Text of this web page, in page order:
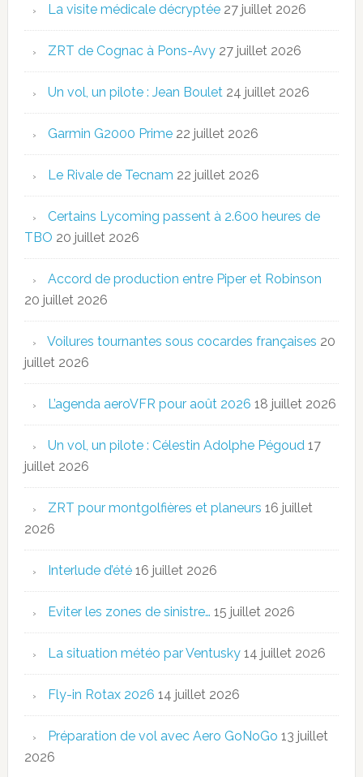
La visite médicale décryptée 27 juillet 2026
ZRT de Cognac à Pons-Avy 27 juillet 2026
Un vol, un pilote : Jean Boulet 24 juillet 2026
Garmin G2000 Prime 22 juillet 2026
Le Rivale de Tecnam 22 juillet 2026
Certains Lycoming passent à 2.600 heures de
TBO 20 juillet 2026
Accord de production entre Piper et Robinson
20 juillet 2026
Voilures tournantes sous cocardes françaises 20
juillet 2026
L’agenda aeroVFR pour août 2026 18 juillet 2026
Un vol, un pilote : Célestin Adolphe Pégoud 17
juillet 2026
ZRT pour montgolfières et planeurs 16 juillet
2026
Interlude d’été 16 juillet 2026
Eviter les zones de sinistre… 15 juillet 2026
La situation météo par Ventusky 14 juillet 2026
Fly-in Rotax 2026 14 juillet 2026
Préparation de vol avec Aero GoNoGo 13 juillet
2026